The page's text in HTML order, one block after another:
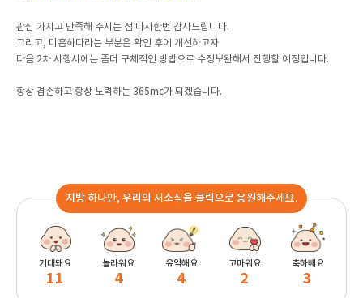
관심 가지고 만족해 주시는 점 다시한번 감사드립니다.
그리고, 미흡하다라는 부분은 확인 후에 개선하고자
다음 2차 시행시에는 좀더 구체적인 방법으로 수정보완해서 진행할 예정입니다.
항상 겸손하고 항상 노력하는 365mc가 되겠습니다.
지방 하나만, 우리의 새소식을 클릭으로 응원해주세요.
기대돼요
11
놀라워요
4
유익해요
4
고마워요
2
축하해요
3